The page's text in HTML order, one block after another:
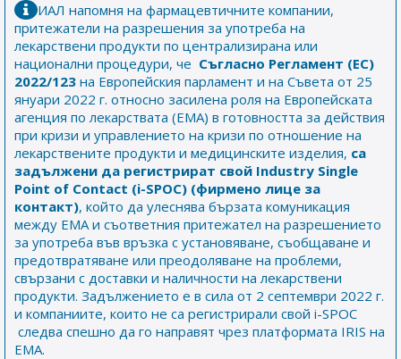
ИАЛ напомня на фармацевтичните компании,
притежатели на разрешения за употреба на
лекарствени продукти по централизирана или
национални процедури, че Съгласно Регламент (ЕС)
2022/123 на Европейския парламент и на Съвета от 25
януари 2022 г. относно засилена роля на Европейската
агенция по лекарствата (ЕМА) в готовността за действия
при кризи и управлението на кризи по отношение на
лекарствените продукти и медицинските изделия, са
задължени да регистрират свой Industry Single
Point of Contact (i-SPOC) (фирмено лице за
контакт), който да улеснява бързата комуникация
между ЕМА и съответния притежател на разрешението
за употреба във връзка с установяване, съобщаване и
предотвратяване или преодоляване на проблеми,
свързани с доставки и наличности на лекарствени
продукти. Задължението е в сила от 2 септември 2022 г.
и компаниите, които не са регистрирали свой i-SPOC
следва спешно да го направят чрез платформата IRIS на
EMA.